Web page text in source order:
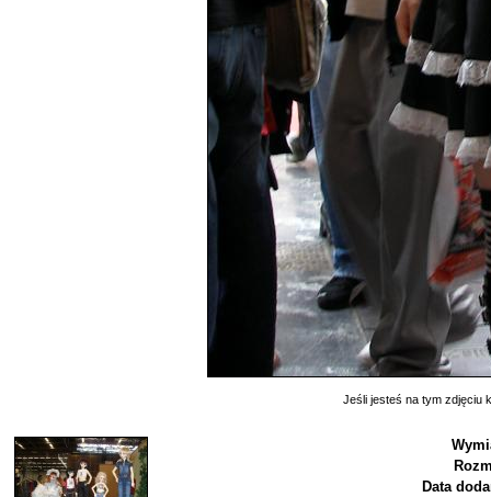
Jeśli jesteś na tym zdjęciu
Data